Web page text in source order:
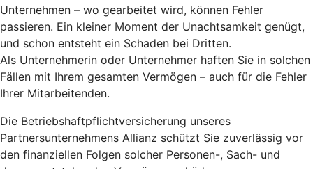
Unternehmen – wo gearbeitet wird, können Fehler
passieren. Ein kleiner Moment der Unachtsamkeit genügt,
und schon entsteht ein Schaden bei Dritten.
Als Unternehmerin oder Unternehmer haften Sie in solchen
Fällen mit Ihrem gesamten Vermögen – auch für die Fehler
Ihrer Mitarbeitenden.
Die Betriebshaftpflichtversicherung unseres
Partnersunternehmens Allianz schützt Sie zuverlässig vor
den finanziellen Folgen solcher Personen-, Sach- und